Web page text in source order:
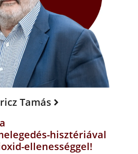
Tamás
hisztériával
ellenességgel!